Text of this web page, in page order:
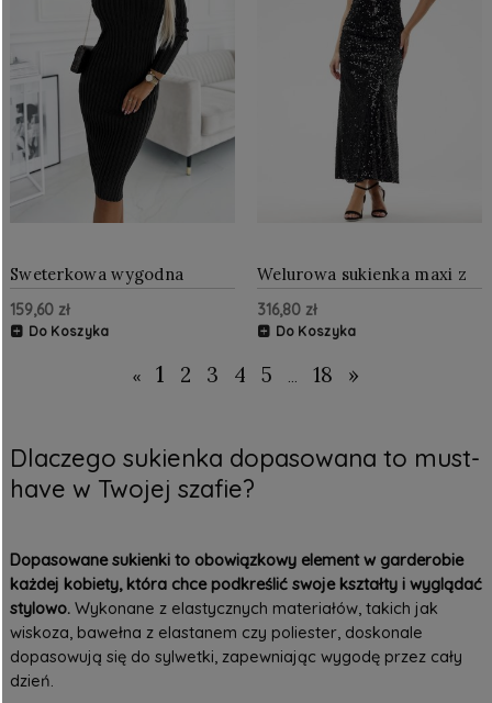
Sweterkowa wygodna
sukienka z dekoltem w
serek Czarna
159,60 zł
Do Koszyka
Welurowa sukienka maxi z
cekinami Czarna
316,80 zł
Do Koszyka
« 1 2 3 4 5 18 »
Dlaczego sukienka dopasowana to must-
have w Twojej szafie?
Dopasowane sukienki to obowiązkowy element w garderobie
każdej kobiety, która chce podkreślić swoje kształty i wyglądać
stylowo.Wykonane z elastycznych materiałów, takich jak
wiskoza, bawełna z elastanem czy poliester, doskonale
dopasowują się do sylwetki, zapewniając wygodę przez cały
dzień.